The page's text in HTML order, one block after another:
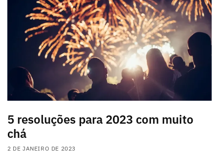
5 resoluções para 2023 com muito
chá
2 DE JANEIRO DE 2023